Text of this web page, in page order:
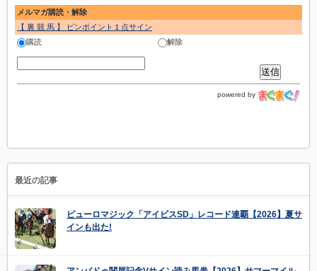
メルマガ購読・解除
【 裏 競 馬 】 ピンポイント１点サイン
購読
解除
powered by
最近の記事
ピューロマジック「アイビスSD」レコード連覇【2026】夏サ
インも出た!